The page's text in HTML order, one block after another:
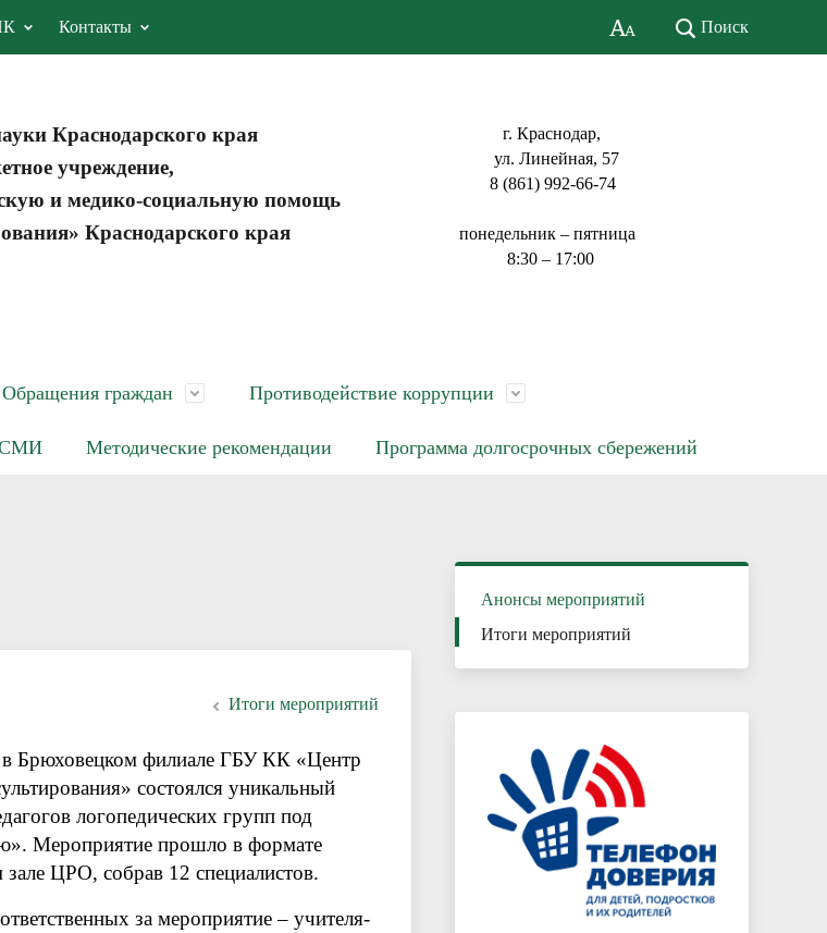
Контакты Поиск
Краснодарского края
учреждение,
и медико-социальную помощь
Краснодарского края
г. Краснодар,
ул. Линейная, 57
8 (861) 992-66-74
понедельник – пятница
8:30 – 17:00
полезного отдыха
Обращения граждан Противодействие коррупции
СМИ Методические рекомендации Программа долгосрочных сбережений
Итоги мероприятий
Брюховецком филиале ГБУ КК «Центр
состоялся уникальный
логопедических групп под
Мероприятие прошло в формате
зале ЦРО, собрав 12 специалистов.
за мероприятие – учителя-
Анонсы мероприятий
Итоги мероприятий